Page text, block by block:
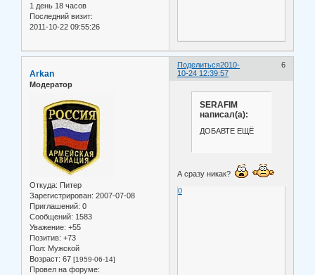
1 день 18 часов
Последний визит:
2011-10-22 09:55:26
Поделиться 6
2010-
10-24 12:39:57
Arkan
Модератор
Откуда: Питер
Зарегистрирован: 2007-07-08
Приглашений: 0
Сообщений: 1583
Уважение: +55
Позитив: +73
Пол: Мужской
Возраст: 67 [1959-06-14]
Провел на форуме:
SERAFIM
написал(а):
ДОБАВТЕ ЕЩЁ
А сразу никак?
0